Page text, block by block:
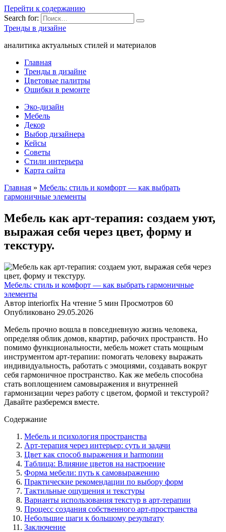
Перейти к содержанию
Search for:
Тренды в дизайне
аналитика актуальных стилей и материалов
Главная
Тренды в дизайне
Цветовые палитры
Ошибки в ремонте
Эко-дизайн
Мебель
Декор
Выбор дизайнера
Кейсы
Советы
Стили интерьера
Карта сайта
Главная » Мебель: стиль и комфорт — как выбрать
гармоничные элементы
Мебель как арт-терапия: создаем уют,
выражая себя через цвет, форму и
текстуру.
Мебель: стиль и комфорт — как выбрать гармоничные
элементы
Автор interiorfix На чтение 5 мин Просмотров 60
Опубликовано 29.05.2026
Мебель прочно вошла в повседневную жизнь человека,
определяя облик домов, квартир, рабочих пространств. Но
помимо функциональности, мебель может стать мощным
инструментом арт-терапии: помогать человеку выражать
индивидуальность, работать с эмоциями, создавать вокруг
себя гармоничное пространство. Как же мебель способна
стать воплощением самовыражения и внутренней
гармонизации через работу с цветом, формой и текстурой?
Давайте разберемся вместе.
Содержание
Мебель и психология пространства
Арт-терапия через интерьер: суть и задачи
Цвет как способ выражения и harmonии
Таблица: Влияние цветов на настроение
Форма мебели: путь к самовыражению
Практические рекомендации по выбору форм
Тактильные ощущения и текстуры
Варианты использования текстур в арт-терапии
Процесс создания собственного арт-пространства
Небольшие шаги к большому результату
Заключение